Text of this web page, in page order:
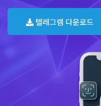
텔레그램 다운로드